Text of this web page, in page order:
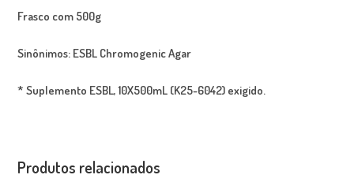
Frasco com 500g
Sinônimos: ESBL Chromogenic Agar
* Suplemento ESBL, 10X500mL (K25-6042) exigido.
Produtos relacionados